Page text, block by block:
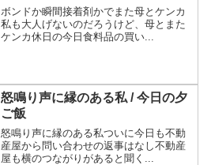
ボンドか瞬間接着剤かでまた母とケンカ
私も大人げないのだろうけど、母とまた
ケンカ休日の今日食料品の買い...
怒鳴り声に縁のある私 / 今日の夕
ご飯
怒鳴り声に縁のある私ついに今日も不動
産屋から問い合わせの返事はなし不動産
屋も横のつながりがあると聞く...